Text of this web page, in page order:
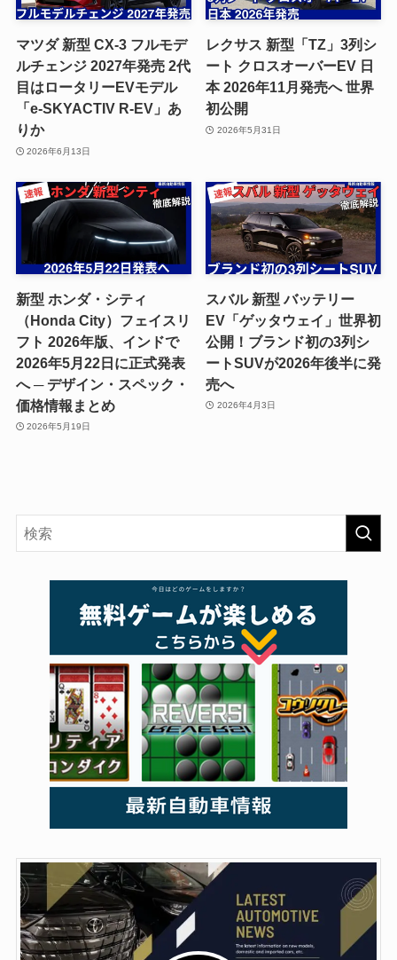
マツダ 新型 CX-3 フルモデ
ルチェンジ 2027年発売 2代
目はロータリーEVモデル
「e-SKYACTIV R-EV」あ
りか
2026年6月13日
レクサス 新型「TZ」3列シ
ート クロスオーバーEV 日
本 2026年11月発売へ 世界
初公開
2026年5月31日
新型 ホンダ・シティ
（Honda City）フェイスリ
フト 2026年版、インドで
2026年5月22日に正式発表
へ ─ デザイン・スペック・
価格情報まとめ
2026年5月19日
スバル 新型 バッテリー
EV「ゲッタウェイ」世界初
公開！ブランド初の3列シ
ートSUVが2026年後半に発
売へ
2026年4月3日